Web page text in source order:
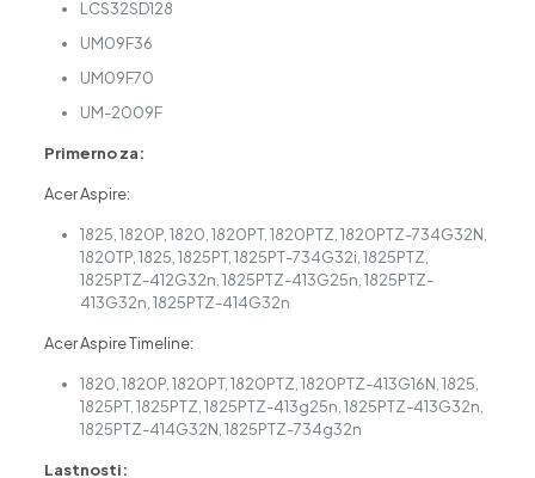
LCS32SD128
UM09F36
UM09F70
UM-2009F
Primerno za:
Acer Aspire:
1825, 1820P, 1820, 1820PT, 1820PTZ, 1820PTZ-734G32N,
1820TP, 1825, 1825PT, 1825PT-734G32i, 1825PTZ,
1825PTZ-412G32n, 1825PTZ-413G25n, 1825PTZ-
413G32n, 1825PTZ-414G32n
Acer Aspire Timeline:
1820, 1820P, 1820PT, 1820PTZ, 1820PTZ-413G16N, 1825,
1825PT, 1825PTZ, 1825PTZ-413g25n, 1825PTZ-413G32n,
1825PTZ-414G32N, 1825PTZ-734g32n
Lastnosti: